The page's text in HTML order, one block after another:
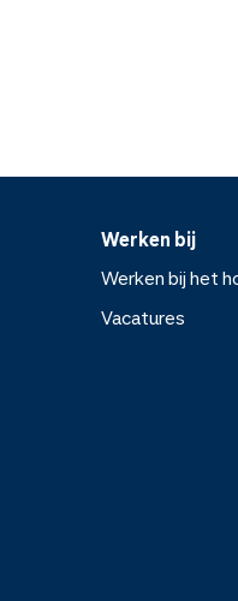
Werken bij
Werken bij het
Vacatures